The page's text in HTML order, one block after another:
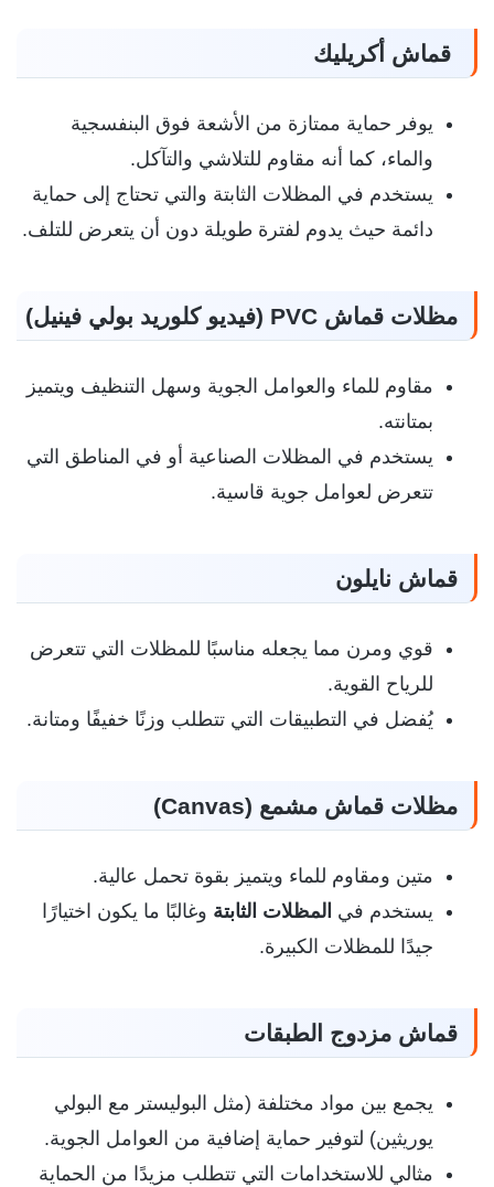
قماش أكريليك
يوفر حماية ممتازة من الأشعة فوق البنفسجية
والماء، كما أنه مقاوم للتلاشي والتآكل.
يستخدم في المظلات الثابتة والتي تحتاج إلى حماية
دائمة حيث يدوم لفترة طويلة دون أن يتعرض للتلف.
مظلات قماش PVC (فيديو كلوريد بولي فينيل)
مقاوم للماء والعوامل الجوية وسهل التنظيف ويتميز
بمتانته.
يستخدم في المظلات الصناعية أو في المناطق التي
تتعرض لعوامل جوية قاسية.
قماش نايلون
قوي ومرن مما يجعله مناسبًا للمظلات التي تتعرض
للرياح القوية.
يُفضل في التطبيقات التي تتطلب وزنًا خفيفًا ومتانة.
مظلات قماش مشمع (Canvas)
متين ومقاوم للماء ويتميز بقوة تحمل عالية.
يستخدم في المظلات الثابتة وغالبًا ما يكون اختيارًا
جيدًا للمظلات الكبيرة.
قماش مزدوج الطبقات
يجمع بين مواد مختلفة (مثل البوليستر مع البولي
يوريثين) لتوفير حماية إضافية من العوامل الجوية.
مثالي للاستخدامات التي تتطلب مزيدًا من الحماية